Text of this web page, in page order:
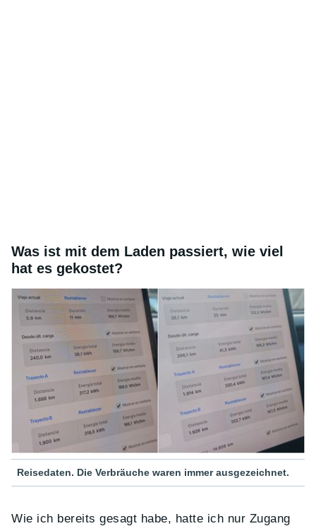
Was ist mit dem Laden passiert, wie viel
hat es gekostet?
Reisedaten. Die Verbräuche waren immer ausgezeichnet.
Wie ich bereits gesagt habe, hatte ich nur Zugang